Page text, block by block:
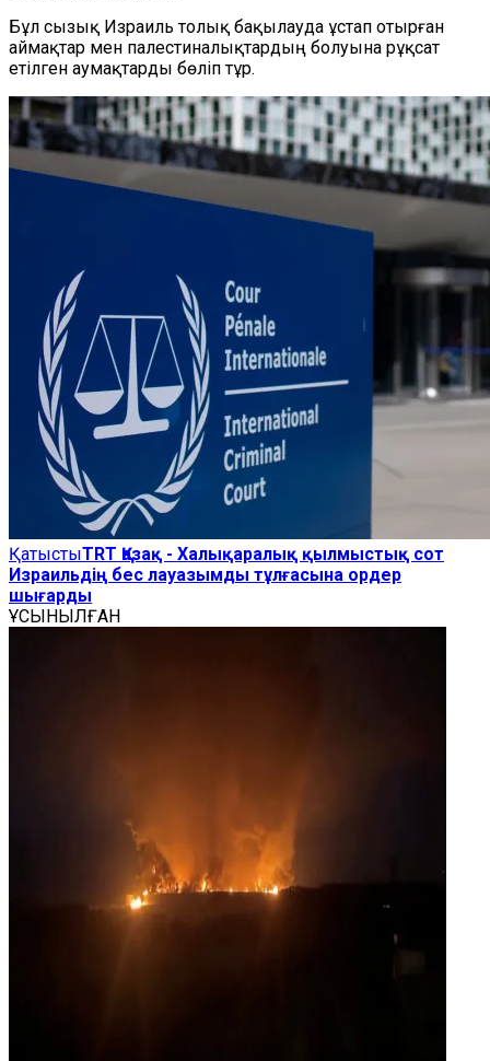
Бұл сызық Израиль толық бақылауда ұстап отырған
аймақтар мен палестиналықтардың болуына рұқсат
етілген аумақтарды бөліп тұр.
ҚатыстыTRT Қазақ - Халықаралық қылмыстық сот
Израильдің бес лауазымды тұлғасына ордер
шығарды
ҰСЫНЫЛҒАН